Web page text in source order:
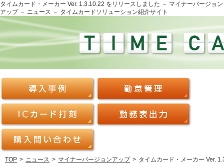
タイムカード・メーカー Ver. 1.3.10.22 をリリースしました － マイナーバージョン
アップ － ニュース － タイムカードソリューション紹介サイト
TOP > ニュース > マイナーバージョンアップ > タイムカード・メーカー Ver.